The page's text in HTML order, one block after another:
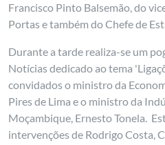
Francisco Pinto Balsemão, do
Portas e também do Chefe de
Durante a tarde realiza-se um
Notícias dedicado ao tema
convidados o ministro da
Pires de Lima e o ministro da
Moçambique, Ernesto Tonela.
intervenções de Rodrigo Costa,